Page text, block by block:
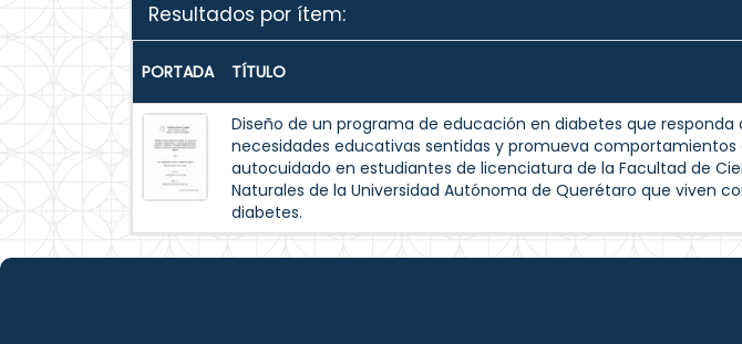
Resultados por ítem:
PORTADA TÍTULO
Diseño de un programa de educación en diabetes que responda
necesidades educativas sentidas y promueva comportamientos
autocuidado en estudiantes de licenciatura de la Facultad de
Naturales de la Universidad Autónoma de Querétaro que viven
diabetes.